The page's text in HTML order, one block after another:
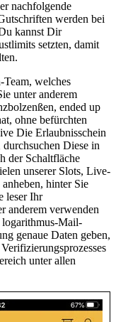
nachfolgende
werden bei
kannst Dir
setzten, damit
welches
unter anderem
ended up
ohne befürchten
Die Erlaubnisschein
Diese in
der Schaltfläche
unserer Slots, Live-
hinter Sie
leser Ihr
anderem verwenden
logarithmus-Mail-
genaue Daten geben,
unter allen